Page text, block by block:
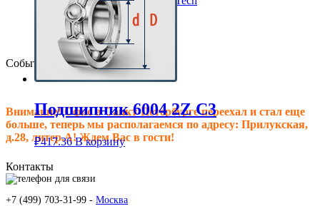
Сальники подшипника
Клиновые ремни
Техпластина резиновая
События
Внимание! Офис в Санкт-Петербурге переехал и стал еще
больше, теперь мы располагаемся по адресу: Прилукская,
д.28, литер.А! Ждем Вас в гости!
Подшипник 6004 2Z C3
₽417.36 В корзину
Контакты
+7 (499) 703-31-99 - Москва